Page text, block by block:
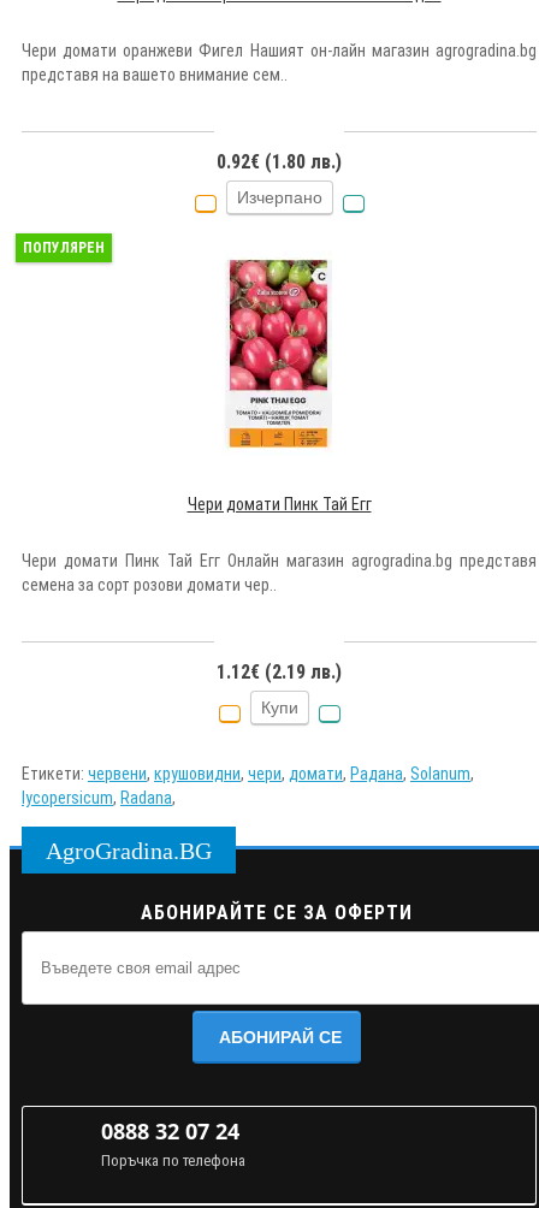
Чери домати оранжеви Фигел Нашият он-лайн магазин agrogradina.bg
представя на вашето внимание сем..
0.92€ (1.80 лв.)
Изчерпано
ПОПУЛЯРЕН
Чери домати Пинк Тай Егг
Чери домати Пинк Тай Егг Онлайн магазин agrogradina.bg представя
семена за сорт розови домати чер..
1.12€ (2.19 лв.)
Купи
Етикети: червени, крушовидни, чери, домати, Радана, Solanum,
lycopersicum, Radana,
AgroGradina.BG
АБОНИРАЙТЕ СЕ ЗА ОФЕРТИ
АБОНИРАЙ СЕ
0888 32 07 24
Поръчка по телефона